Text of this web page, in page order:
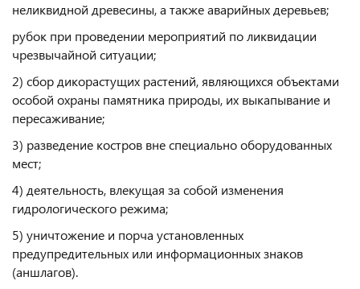
неликвидной древесины, а также аварийных деревьев;
рубок при проведении мероприятий по ликвидации
чрезвычайной ситуации;
2) сбор дикорастущих растений, являющихся объектами
особой охраны памятника природы, их выкапывание и
пересаживание;
3) разведение костров вне специально оборудованных
мест;
4) деятельность, влекущая за собой изменения
гидрологического режима;
5) уничтожение и порча установленных
предупредительных или информационных знаков
(аншлагов).